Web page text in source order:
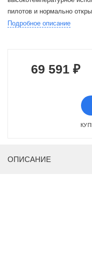
пилотов и нормально
присоеденительная
Подробное описание
69 591 ₽
ОПИСАНИЕ